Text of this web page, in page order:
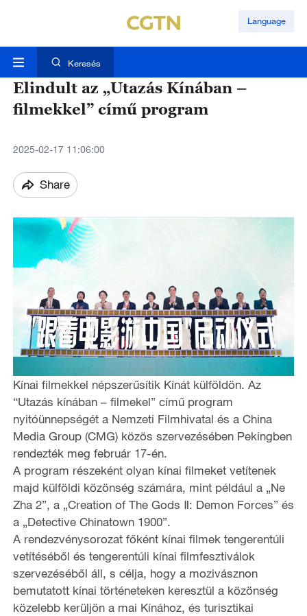
Language
Keresés
Elindult az „Utazás Kínában –
filmekkel” című program
2025-02-17 11:06:00
Share
Kínai filmekkel népszerűsítik Kínát külföldön. Az
“Utazás kínában – filmekel” című program
nyitóünnepségét a Nemzeti Filmhivatal és a China
Media Group (CMG) közös szervezésében Pekingben
rendezték meg február 17-én.
A program részeként olyan kínai filmeket vetítenek
majd külföldi közönség számára, mint például a „Ne
Zha 2”, a „Creation of The Gods Ⅱ: Demon Forces” és
a „Detective Chinatown 1900”.
A rendezvénysorozat főként kínai filmek tengerentúli
vetítéséből és tengerentúli kínai filmfesztiválok
szervezéséből áll, s célja, hogy a mozivásznon
bemutatott kínai történeteken keresztül a közönség
közelebb kerüljön a mai Kínához, és turisztikai